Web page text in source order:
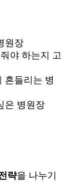
원장
야 하는지 고
흔들리는 병
은 병원장
략을 나누기